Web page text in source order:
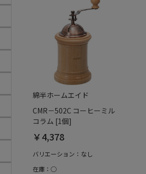
綿半ホームエイド
CMR－502C コーヒーミル
コラム [1個]
￥4,378
バリエーション：なし
在庫：○